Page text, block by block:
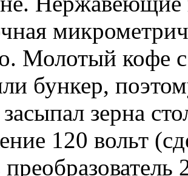
Молотый кофе
бункер,
зерна
120 вольт